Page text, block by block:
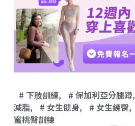
下肢訓練, 保加利亞分腿蹲,
減脂, 女生健身, 女生練臀,
蜜桃臀訓練